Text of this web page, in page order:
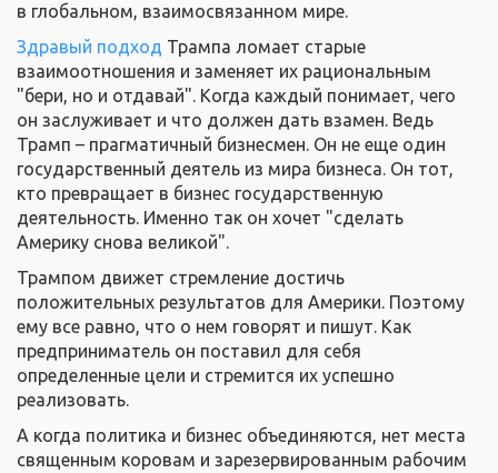
в глобальном, взаимосвязанном мире.
Здравый подход Трампа ломает старые
взаимоотношения и заменяет их рациональным
"бери, но и отдавай". Когда каждый понимает, чего
он заслуживает и что должен дать взамен. Ведь
Трамп – прагматичный бизнесмен. Он не еще один
государственный деятель из мира бизнеса. Он тот,
кто превращает в бизнес государственную
деятельность. Именно так он хочет "сделать
Америку снова великой".
Трампом движет стремление достичь
положительных результатов для Америки. Поэтому
ему все равно, что о нем говорят и пишут. Как
предприниматель он поставил для себя
определенные цели и стремится их успешно
реализовать.
А когда политика и бизнес объединяются, нет места
священным коровам и зарезервированным рабочим